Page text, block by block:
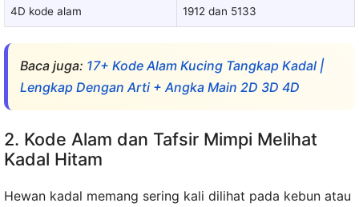
4D kode alam 1912 dan 5133
Baca juga: 17+ Kode Alam Kucing Tangkap Kadal |
Lengkap Dengan Arti + Angka Main 2D 3D 4D
2. Kode Alam dan Tafsir Mimpi Melihat
Kadal Hitam
Hewan kadal memang sering kali dilihat pada kebun atau